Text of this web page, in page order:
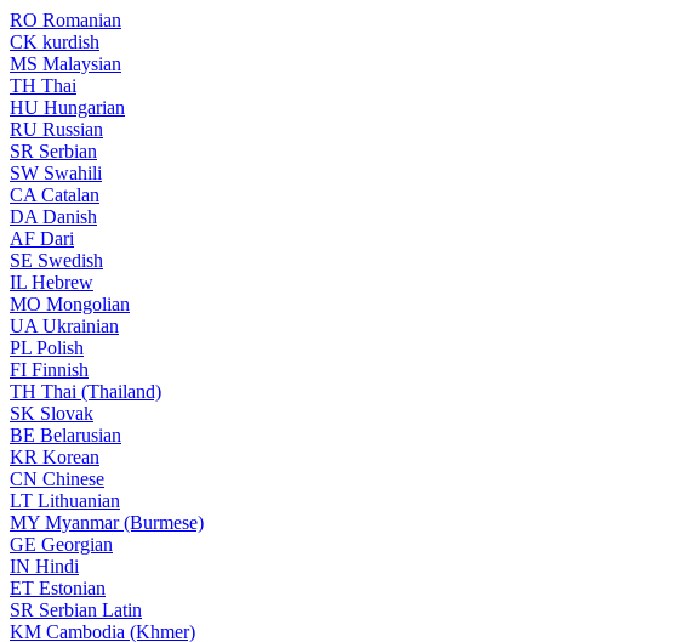
RO Romanian
CK kurdish
MS Malaysian
TH Thai
HU Hungarian
RU Russian
SR Serbian
SW Swahili
CA Catalan
DA Danish
AF Dari
SE Swedish
IL Hebrew
MO Mongolian
UA Ukrainian
PL Polish
FI Finnish
TH Thai (Thailand)
SK Slovak
BE Belarusian
KR Korean
CN Chinese
LT Lithuanian
MY Myanmar (Burmese)
GE Georgian
IN Hindi
ET Estonian
SR Serbian Latin
KM Cambodia (Khmer)